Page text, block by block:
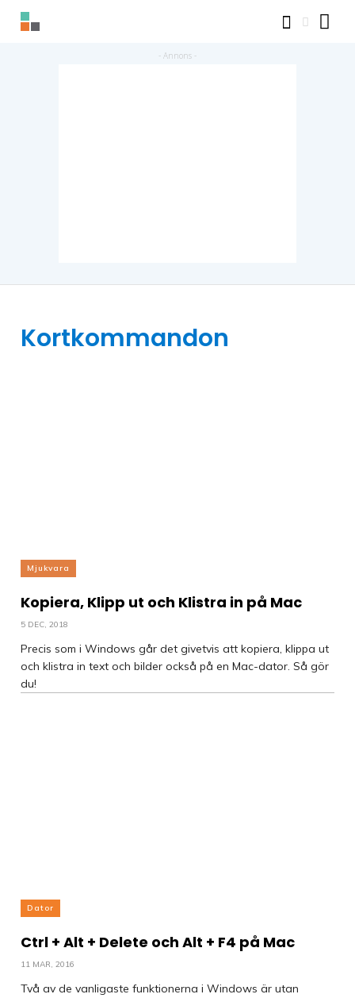
Kortkommandon
Mjukvara
Kopiera, Klipp ut och Klistra in på Mac
5 DEC, 2018
Precis som i Windows går det givetvis att kopiera, klippa ut
och klistra in text och bilder också på en Mac-dator. Så gör
du!
Dator
Ctrl + Alt + Delete och Alt + F4 på Mac
11 MAR, 2016
Två av de vanligaste funktionerna i Windows är utan